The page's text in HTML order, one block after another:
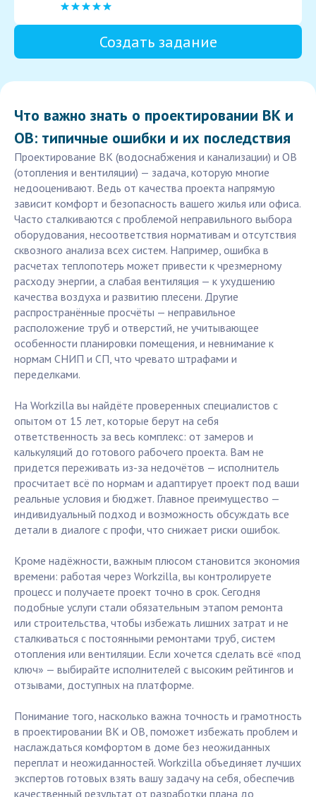
Создать задание
Что важно знать о проектировании ВК и
ОВ: типичные ошибки и их последствия
Проектирование ВК (водоснабжения и канализации) и ОВ
(отопления и вентиляции) — задача, которую многие
недооценивают. Ведь от качества проекта напрямую
зависит комфорт и безопасность вашего жилья или офиса.
Часто сталкиваются с проблемой неправильного выбора
оборудования, несоответствия нормативам и отсутствия
сквозного анализа всех систем. Например, ошибка в
расчетах теплопотерь может привести к чрезмерному
расходу энергии, а слабая вентиляция — к ухудшению
качества воздуха и развитию плесени. Другие
распространённые просчёты — неправильное
расположение труб и отверстий, не учитывающее
особенности планировки помещения, и невнимание к
нормам СНИП и СП, что чревато штрафами и
переделками.
На Workzilla вы найдёте проверенных специалистов с
опытом от 15 лет, которые берут на себя
ответственность за весь комплекс: от замеров и
калькуляций до готового рабочего проекта. Вам не
придется переживать из-за недочётов — исполнитель
просчитает всё по нормам и адаптирует проект под ваши
реальные условия и бюджет. Главное преимущество —
индивидуальный подход и возможность обсуждать все
детали в диалоге с профи, что снижает риски ошибок.
Кроме надёжности, важным плюсом становится экономия
времени: работая через Workzilla, вы контролируете
процесс и получаете проект точно в срок. Сегодня
подобные услуги стали обязательным этапом ремонта
или строительства, чтобы избежать лишних затрат и не
сталкиваться с постоянными ремонтами труб, систем
отопления или вентиляции. Если хочется сделать всё «под
ключ» — выбирайте исполнителей с высоким рейтингов и
отзывами, доступных на платформе.
Понимание того, насколько важна точность и грамотность
в проектировании ВК и ОВ, поможет избежать проблем и
наслаждаться комфортом в доме без неожиданных
переплат и неожиданностей. Workzilla объединяет лучших
экспертов готовых взять вашу задачу на себя, обеспечив
качественный результат от разработки плана до